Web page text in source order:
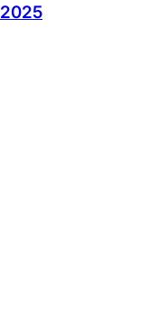
2025